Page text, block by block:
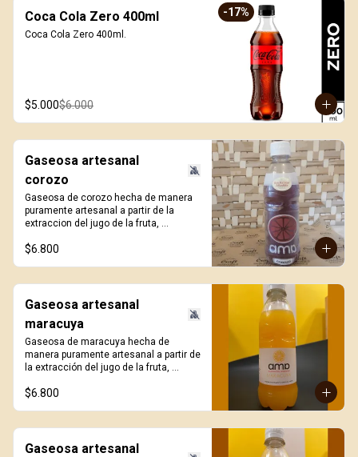
-17%
Coca Cola Zero 400ml
Coca Cola Zero 400ml.
$5.000$6.000
Gaseosa artesanal
corozo
Gaseosa de corozo hecha de manera
puramente artesanal a partir de la
extraccion del jugo de la fruta,
añadida. 330ml.
$6.800
Gaseosa artesanal
maracuya
Gaseosa de maracuya hecha de
manera puramente artesanal a partir de
la extracción del jugo de la fruta,
añadida. 330ml.
$6.800
Gaseosa artesanal